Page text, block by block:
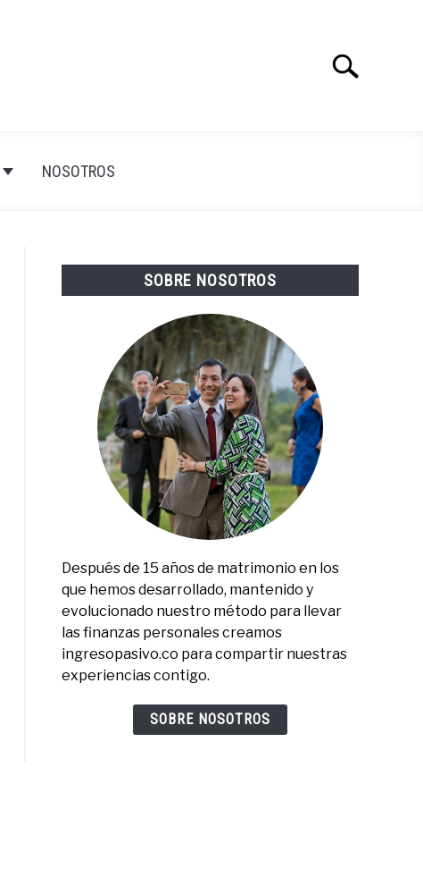
Search
NOSOTROS
SOBRE NOSOTROS
Después de 15 años de matrimonio en los
que hemos desarrollado, mantenido y
evolucionado nuestro método para llevar
las finanzas personales creamos
ingresopasivo.co para compartir nuestras
experiencias contigo.
SOBRE NOSOTROS